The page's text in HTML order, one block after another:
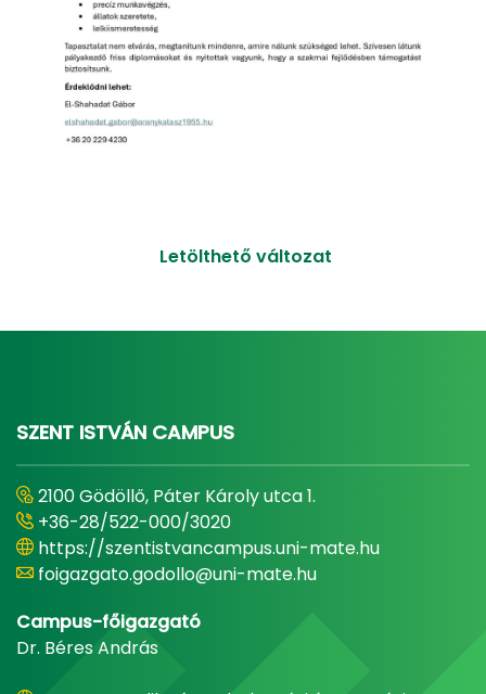
Letölthető változat
SZENT ISTVÁN CAMPUS
2100 Gödöllő, Páter Károly utca 1.
+36-28/522-000/3020
https://szentistvancampus.uni-mate.hu
foigazgato.godollo@uni-mate.hu
Campus-főigazgató
Dr. Béres András